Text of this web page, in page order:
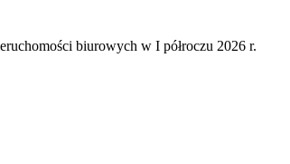
biurowych w I półroczu 2026 r.